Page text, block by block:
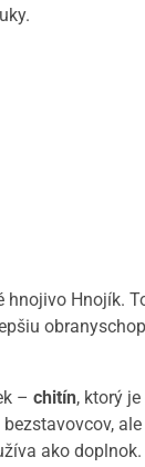
Hnojík.
– chitín, ktorý
ako doplnok.